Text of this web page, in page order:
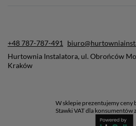
+48 787-787-491
Hurtownia Instalatora, ul. Obrońców
Kraków
W sklepie prezentujemy ceny
Stawki VAT dla konsumentów